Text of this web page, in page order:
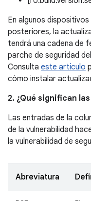
En algunos
posteriores, la
tendrá una cadena de
parche de seguridad
Consulta este artículo
cómo instalar
2. ¿Qué significan
Las entradas de la
de la vulnerabilidad
la vulnerabilidad de
Abreviatura